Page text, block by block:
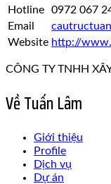
Hotline
0972 067
Email
Website http://
CÔNG TY TNHH
Về Tuấn Lâm
Giới thiệu
Profile
Dịch vụ
Dự án